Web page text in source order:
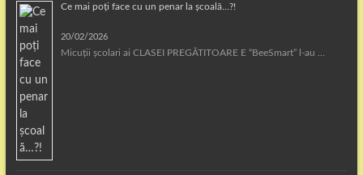
Ce mai poți face cu un penar la școală…?!
20/02/2026
Micuții școlari ai CLASEI PREGĂTITOARE E “BeeSmart” l-au …